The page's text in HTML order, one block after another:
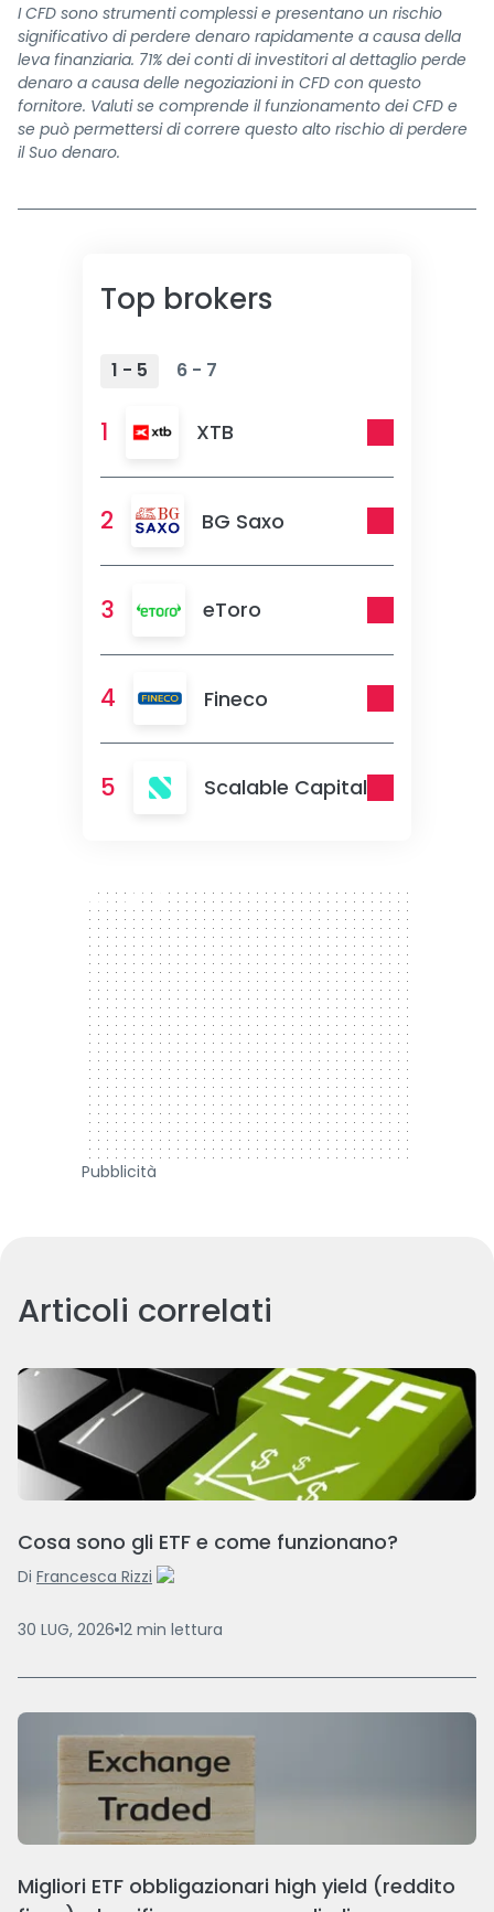
I CFD sono strumenti complessi e presentano un rischio
significativo di perdere denaro rapidamente a causa della
leva finanziaria. 71% dei conti di investitori al dettaglio perde
denaro a causa delle negoziazioni in CFD con questo
fornitore. Valuti se comprende il funzionamento dei CFD e
se può permettersi di correre questo alto rischio di perdere
il Suo denaro.
Top brokers
1 - 5 6 - 7
1 XTB
2 BG Saxo
3 eToro
4 Fineco
5 Scalable Capital
300 x 250
Pubblicità
Articoli correlati
Cosa sono gli ETF e come funzionano?
Di Francesca Rizzi
30 LUG, 2026 12 min lettura
Migliori ETF obbligazionari high yield (reddito